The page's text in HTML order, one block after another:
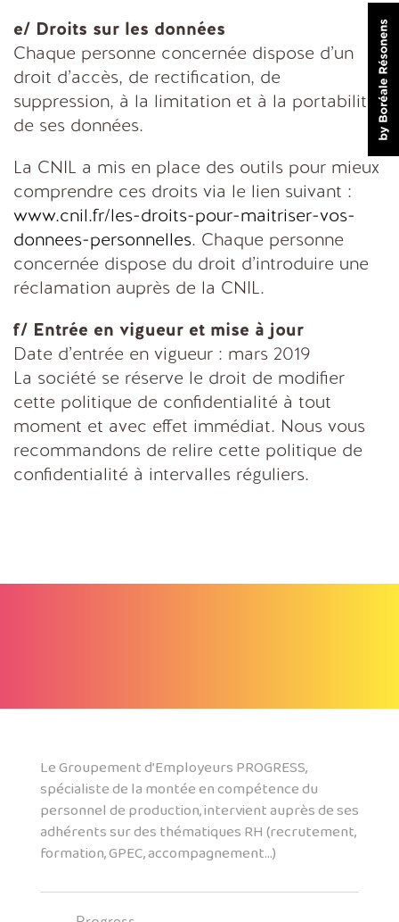
e/ Droits sur les données
Chaque personne concernée dispose d’un
droit d’accès, de rectification, de
suppression, à la limitation et à la portabilité
de ses données.
La CNIL a mis en place des outils pour mieux
comprendre ces droits via le lien suivant :
www.cnil.fr/les-droits-pour-maitriser-vos-
donnees-personnelles. Chaque personne
concernée dispose du droit d’introduire une
réclamation auprès de la CNIL.
f/ Entrée en vigueur et mise à jour
Date d’entrée en vigueur : mars 2019
La société se réserve le droit de modifier
cette politique de confidentialité à tout
moment et avec effet immédiat. Nous vous
recommandons de relire cette politique de
confidentialité à intervalles réguliers.
Le Groupement d’Employeurs PROGRESS,
spécialiste de la montée en compétence du
personnel de production, intervient auprès de ses
adhérents sur des thématiques RH (recrutement,
formation, GPEC, accompagnement…)